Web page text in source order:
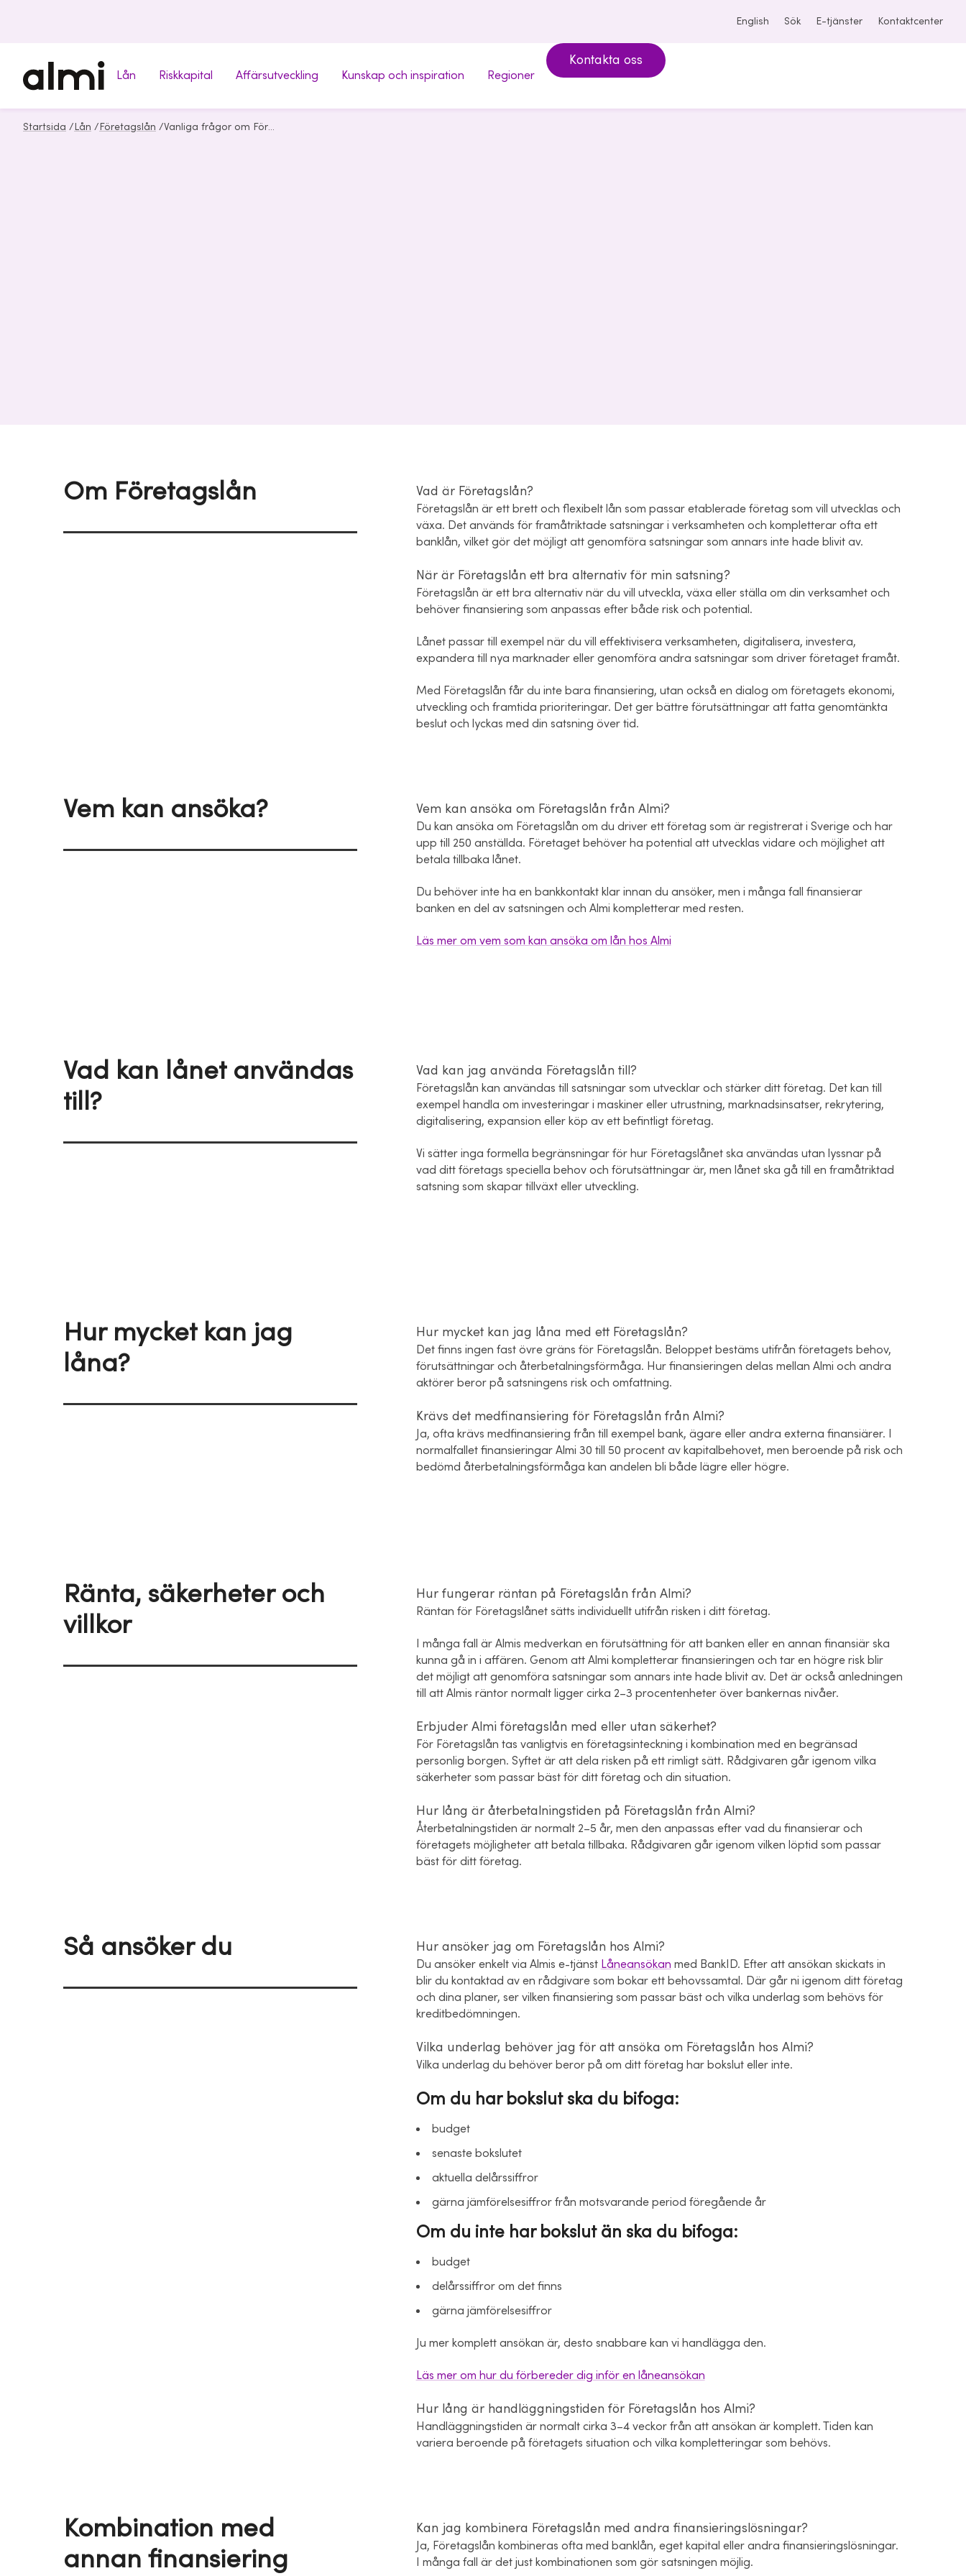
English Sök E-tjänster Kontaktcenter
Lån Riskkapital Affärsutveckling Kunskap och inspiration Regioner
Kontakta oss
Startsida / Lån / Företagslån / Vanliga frågor om Företagslån
Om Företagslån Vad är Företagslån?
Företagslån är ett brett och flexibelt lån som passar etablerade företag som vill utvecklas och
växa. Det används för framåtriktade satsningar i verksamheten och kompletterar ofta ett
banklån, vilket gör det möjligt att genomföra satsningar som annars inte hade blivit av.
När är Företagslån ett bra alternativ för min satsning?
Företagslån är ett bra alternativ när du vill utveckla, växa eller ställa om din verksamhet och
behöver finansiering som anpassas efter både risk och potential.
Lånet passar till exempel när du vill effektivisera verksamheten, digitalisera, investera,
expandera till nya marknader eller genomföra andra satsningar som driver företaget framåt.
Med Företagslån får du inte bara finansiering, utan också en dialog om företagets ekonomi,
utveckling och framtida prioriteringar. Det ger bättre förutsättningar att fatta genomtänkta
beslut och lyckas med din satsning över tid.
Vem kan ansöka? Vem kan ansöka om Företagslån från Almi?
Du kan ansöka om Företagslån om du driver ett företag som är registrerat i Sverige och har
upp till 250 anställda. Företaget behöver ha potential att utvecklas vidare och möjlighet att
betala tillbaka lånet.
Du behöver inte ha en bankkontakt klar innan du ansöker, men i många fall finansierar
banken en del av satsningen och Almi kompletterar med resten.
Läs mer om vem som kan ansöka om lån hos Almi
Vad kan lånet användas
till?
Vad kan jag använda Företagslån till?
Företagslån kan användas till satsningar som utvecklar och stärker ditt företag. Det kan till
exempel handla om investeringar i maskiner eller utrustning, marknadsinsatser, rekrytering,
digitalisering, expansion eller köp av ett befintligt företag.
Vi sätter inga formella begränsningar för hur Företagslånet ska användas utan lyssnar på
vad ditt företags speciella behov och förutsättningar är, men lånet ska gå till en framåtriktad
satsning som skapar tillväxt eller utveckling.
Hur mycket kan jag
låna?
Hur mycket kan jag låna med ett Företagslån?
Det finns ingen fast övre gräns för Företagslån. Beloppet bestäms utifrån företagets behov,
förutsättningar och återbetalningsförmåga. Hur finansieringen delas mellan Almi och andra
aktörer beror på satsningens risk och omfattning.
Krävs det medfinansiering för Företagslån från Almi?
Ja, ofta krävs medfinansiering från till exempel bank, ägare eller andra externa finansiärer. I
normalfallet finansieringar Almi 30 till 50 procent av kapitalbehovet, men beroende på risk och
bedömd återbetalningsförmåga kan andelen bli både lägre eller högre.
Ränta, säkerheter och
villkor
Hur fungerar räntan på Företagslån från Almi?
Räntan för Företagslånet sätts individuellt utifrån risken i ditt företag.
I många fall är Almis medverkan en förutsättning för att banken eller en annan finansiär ska
kunna gå in i affären. Genom att Almi kompletterar finansieringen och tar en högre risk blir
det möjligt att genomföra satsningar som annars inte hade blivit av. Det är också anledningen
till att Almis räntor normalt ligger cirka 2–3 procentenheter över bankernas nivåer.
Erbjuder Almi företagslån med eller utan säkerhet?
För Företagslån tas vanligtvis en företagsinteckning i kombination med en begränsad
personlig borgen. Syftet är att dela risken på ett rimligt sätt. Rådgivaren går igenom vilka
säkerheter som passar bäst för ditt företag och din situation.
Hur lång är återbetalningstiden på Företagslån från Almi?
Återbetalningstiden är normalt 2–5 år, men den anpassas efter vad du finansierar och
företagets möjligheter att betala tillbaka. Rådgivaren går igenom vilken löptid som passar
bäst för ditt företag.
Så ansöker du Hur ansöker jag om Företagslån hos Almi?
Du ansöker enkelt via Almis e-tjänst Låneansökan med BankID. Efter att ansökan skickats in
blir du kontaktad av en rådgivare som bokar ett behovssamtal. Där går ni igenom ditt företag
och dina planer, ser vilken finansiering som passar bäst och vilka underlag som behövs för
kreditbedömningen.
Vilka underlag behöver jag för att ansöka om Företagslån hos Almi?
Vilka underlag du behöver beror på om ditt företag har bokslut eller inte.
Om du har bokslut ska du bifoga:
budget
senaste bokslutet
aktuella delårssiffror
gärna jämförelsesiffror från motsvarande period föregående år
Om du inte har bokslut än ska du bifoga:
budget
delårssiffror om det finns
gärna jämförelsesiffror
Ju mer komplett ansökan är, desto snabbare kan vi handlägga den.
Läs mer om hur du förbereder dig inför en låneansökan
Hur lång är handläggningstiden för Företagslån hos Almi?
Handläggningstiden är normalt cirka 3–4 veckor från att ansökan är komplett. Tiden kan
variera beroende på företagets situation och vilka kompletteringar som behövs.
Kombination med
annan finansiering
Kan jag kombinera Företagslån med andra finansieringslösningar?
Ja, Företagslån kombineras ofta med banklån, eget kapital eller andra finansieringslösningar.
I många fall är det just kombinationen som gör satsningen möjlig.